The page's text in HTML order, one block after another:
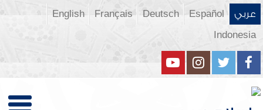
عربي Español
Deutsch
Français
English
Indonesia